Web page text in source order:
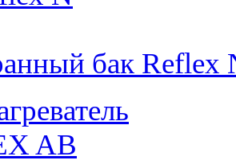
бак Reflex